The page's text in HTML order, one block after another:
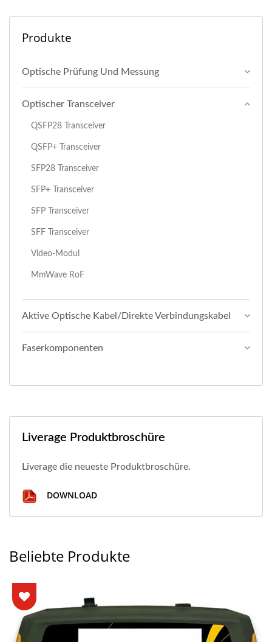
Produkte
Optische Prüfung Und Messung
Optischer Transceiver
QSFP28 Transceiver
QSFP+ Transceiver
SFP28 Transceiver
SFP+ Transceiver
SFP Transceiver
SFF Transceiver
Video-Modul
MmWave RoF
Aktive Optische Kabel/Direkte Verbindungskabel
Faserkomponenten
Liverage Produktbroschüre
Liverage die neueste Produktbroschüre.
DOWNLOAD
Beliebte Produkte